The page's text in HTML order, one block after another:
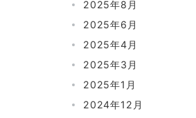
2025年8月
2025年6月
2025年4月
2025年3月
2025年1月
2024年12月